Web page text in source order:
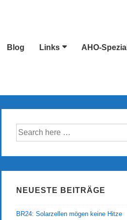
Blog Links AHO-Spezial
Suche
nach:
NEUESTE BEITRÄGE
BR24: Solarzellen mögen keine Hitze